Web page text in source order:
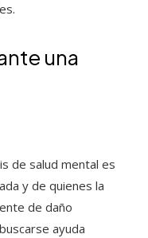
una
de salud mental es
y de quienes la
de daño
ayuda